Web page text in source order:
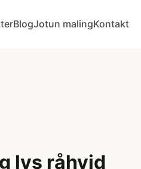
BlogJotun malingKontakt
lys råhvid